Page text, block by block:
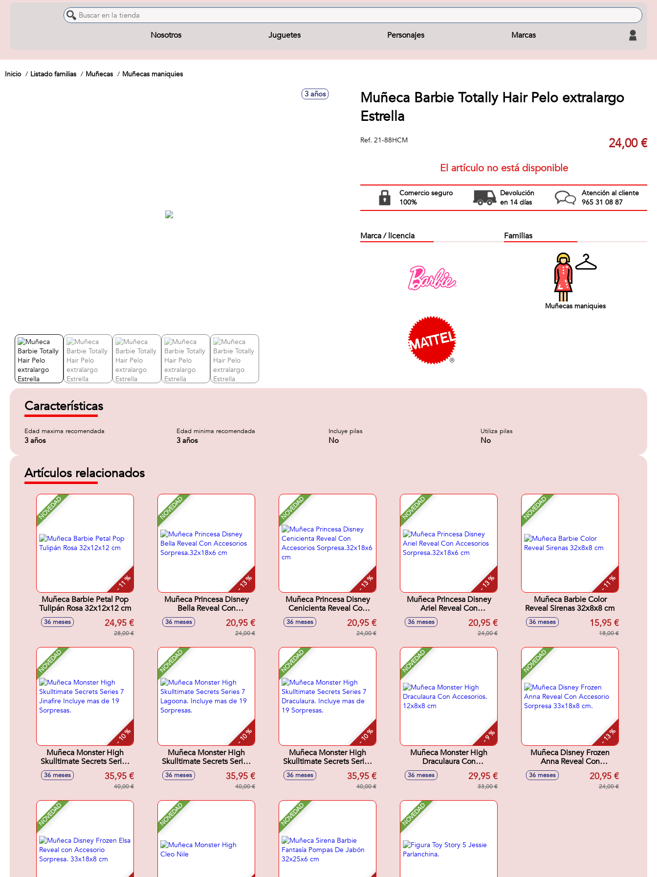
Nosotros Juguetes Personajes Marcas
Inicio Listado familias Muñecas Muñecas maniquies
3 años
Muñeca Barbie Totally Hair Pelo extralargo
Estrella
Ref. 21-88HCM 24,00 €
El artículo no está disponible
Comercio seguro
100%
Devolución
en 14 días
Atención al cliente
965 31 08 87
Marca / licencia Familias
Muñecas maniquies
Características
Edad maxima recomendada
3 años
Edad minima recomendada
3 años
Incluye pilas
No
Utiliza pilas
No
Artículos relacionados
NOVEDAD
- 11 %
Muñeca Barbie Petal Pop
Tulipán Rosa 32x12x12 cm
36 meses 24,95 €
28,00 €
NOVEDAD
- 13 %
Muñeca Princesa Disney
Bella Reveal Con
Accesorios
Sorpresa.32x18x6 cm
36 meses 20,95 €
24,00 €
NOVEDAD
- 13 %
Muñeca Princesa Disney
Cenicienta Reveal Con
Accesorios
Sorpresa.32x18x6 cm
36 meses 20,95 €
24,00 €
NOVEDAD
- 13 %
Muñeca Princesa Disney
Ariel Reveal Con
Accesorios
Sorpresa.32x18x6 cm
36 meses 20,95 €
24,00 €
NOVEDAD
- 11 %
Muñeca Barbie Color
Reveal Sirenas 32x8x8 cm
36 meses 15,95 €
18,00 €
NOVEDAD
- 10 %
Muñeca Monster High
Skulltimate Secrets Series
7 Jinafire Incluye mas de
19 Sorpresas.
36 meses 35,95 €
40,00 €
NOVEDAD
- 10 %
Muñeca Monster High
Skulltimate Secrets Series
7 Lagoona. Incluye mas de
19 Sorpresas.
36 meses 35,95 €
40,00 €
NOVEDAD
- 10 %
Muñeca Monster High
Skulltimate Secrets Series
7 Draculaura. Incluye mas
de 19 Sorpresas.
36 meses 35,95 €
40,00 €
NOVEDAD
- 9 %
Muñeca Monster High
Draculaura Con
Accesorios. 12x8x8 cm
36 meses 29,95 €
33,00 €
NOVEDAD
- 13 %
Muñeca Disney Frozen
Anna Reveal Con
Accesorio Sorpresa
33x18x8 cm.
36 meses 20,95 €
24,00 €
NOVEDAD NOVEDAD NOVEDAD NOVEDAD